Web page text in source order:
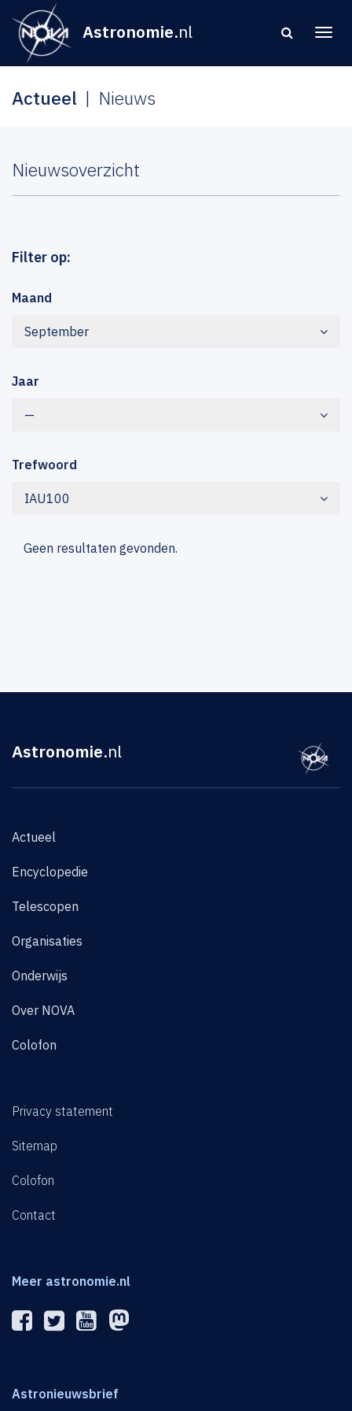
Astronomie.nl
Actueel Nieuws
Nieuwsoverzicht
Filter op:
Maand
September
Jaar
—
Trefwoord
IAU100
Geen resultaten gevonden.
Astronomie.nl
Actueel
Encyclopedie
Telescopen
Organisaties
Onderwijs
Over NOVA
Colofon
Privacy statement
Sitemap
Colofon
Contact
Meer astronomie.nl
Astronieuwsbrief